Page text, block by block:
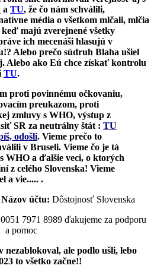
a TU, že čo nám schválili,
média o všetkom mlčali, mlčia
majú zverejnené všetky
ich mecenáši hlasujú v
Alebo prečo súdruh Blaha ušiel
Alebo ako Eú chce získať kontrolu
TU.
proti povinnému očkovaniu,
preukazom, proti
zmluvy s WHO, výstup z
SR za neutrálny štát : TU
odošli. Vieme prečo to
v Bruseli. Vieme čo je tá
WHO a ďalšie veci, o ktorých
z celého Slovenska! Vieme
a vie..... .
Názov účtu: Dôstojnosť Slovenska
7971 8989 ďakujeme za podporu
a pomoc
ale podlo ušli, lebo
to všetko začne!!